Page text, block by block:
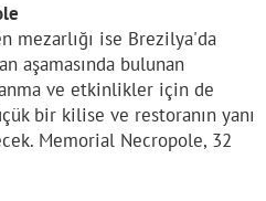
mezarlığı ise Brezilya'da
aşamasında bulunan
ve etkinlikler için de
bir kilise ve restoranın yanı
Memorial Necropole, 32